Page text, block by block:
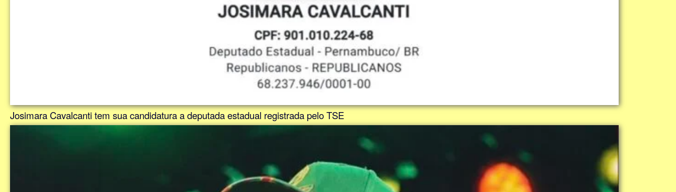
Josimara Cavalcanti tem sua candidatura a deputada estadual registrada pelo TSE